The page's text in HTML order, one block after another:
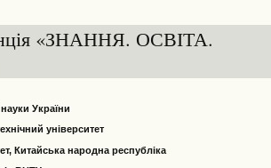
«ЗНАННЯ. ОСВІТА.
науки України
університет
Китайська народна республіка